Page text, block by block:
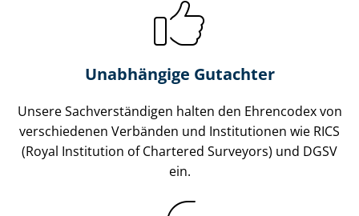
Unabhängige Gutachter
Unsere Sach­ver­stän­di­gen halten den Ehrencodex von
verschiedenen Verbänden und Institutionen wie RICS
(Royal Institution of Chartered Surveyors) und DGSV
ein.